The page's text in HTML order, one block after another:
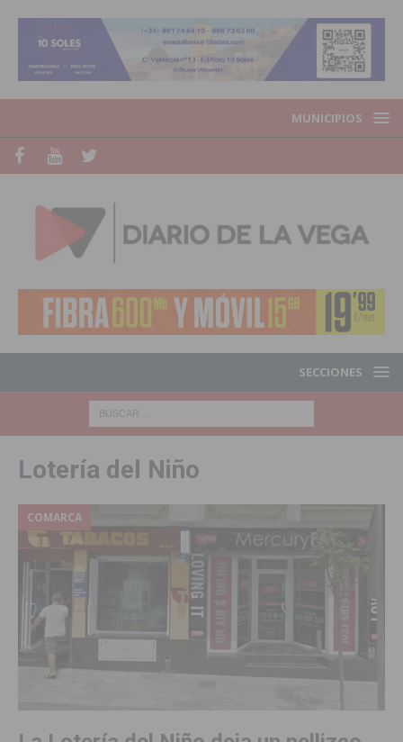
MUNICIPIOS
SECCIONES
Lotería del Niño
COMARCA